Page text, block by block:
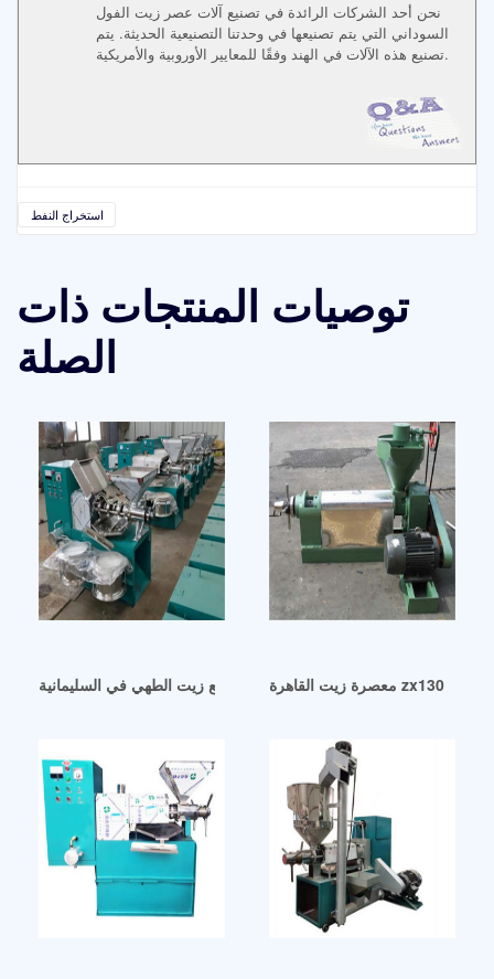
نحن أحد الشركات الرائدة في تصنيع آلات عصر زيت الفول
السوداني التي يتم تصنيعها في وحدتنا التصنيعية الحديثة. يتم
تصنيع هذه الآلات في الهند وفقًا للمعايير الأوروبية والأمريكية.
استخراج النفط
توصيات المنتجات ذات
الصلة
معصرة زيت جوز الهند اللولبية للبيع زيت الطهي في السليمانية